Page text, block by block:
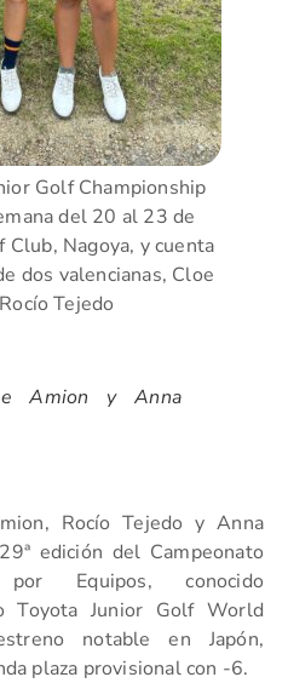
Golf Championship
del 20 al 23 de
Club, Nagoya, y cuenta
dos valencianas, Cloe
Tejedo
Amion y Anna
Rocío Tejedo y Anna
edición del Campeonato
Equipos, conocido
Toyota Junior Golf World
notable en Japón,
plaza provisional con -6.